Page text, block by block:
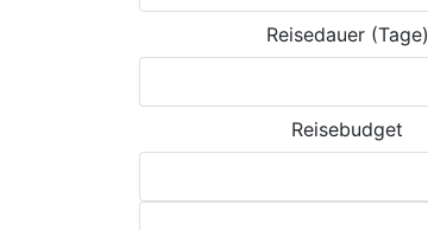
Reisedauer (Tage)
Reisebudget